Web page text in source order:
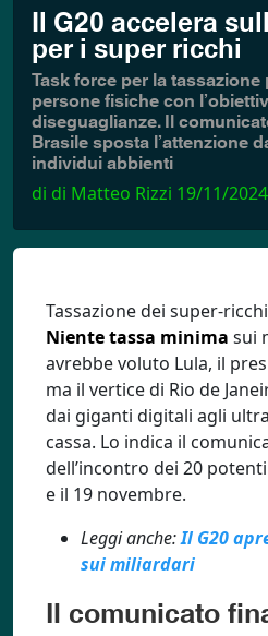
Il G20 accelera
per i super ricchi
Task force per la
persone fisiche con
diseguaglianze. Il
Brasile sposta l’attenzione
individui abbienti
di di Matteo Rizzi 19/11/
Tassazione dei super-
Niente tassa minima sui
avrebbe voluto Lula, il
ma il vertice di Rio de
dai giganti digitali agli
cassa. Lo indica il
dell’incontro dei 20
e il 19 novembre.
Leggi anche:Il G20
sui miliardari
Il comunicato